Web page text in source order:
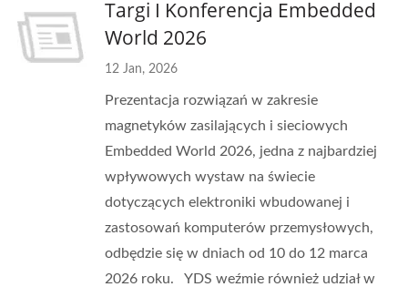
Targi I Konferencja Embedded
World 2026
12 Jan, 2026
Prezentacja rozwiązań w zakresie
magnetyków zasilających i sieciowych
Embedded World 2026, jedna z najbardziej
wpływowych wystaw na świecie
dotyczących elektroniki wbudowanej i
zastosowań komputerów przemysłowych,
odbędzie się w dniach od 10 do 12 marca
2026 roku. YDS weźmie również udział w